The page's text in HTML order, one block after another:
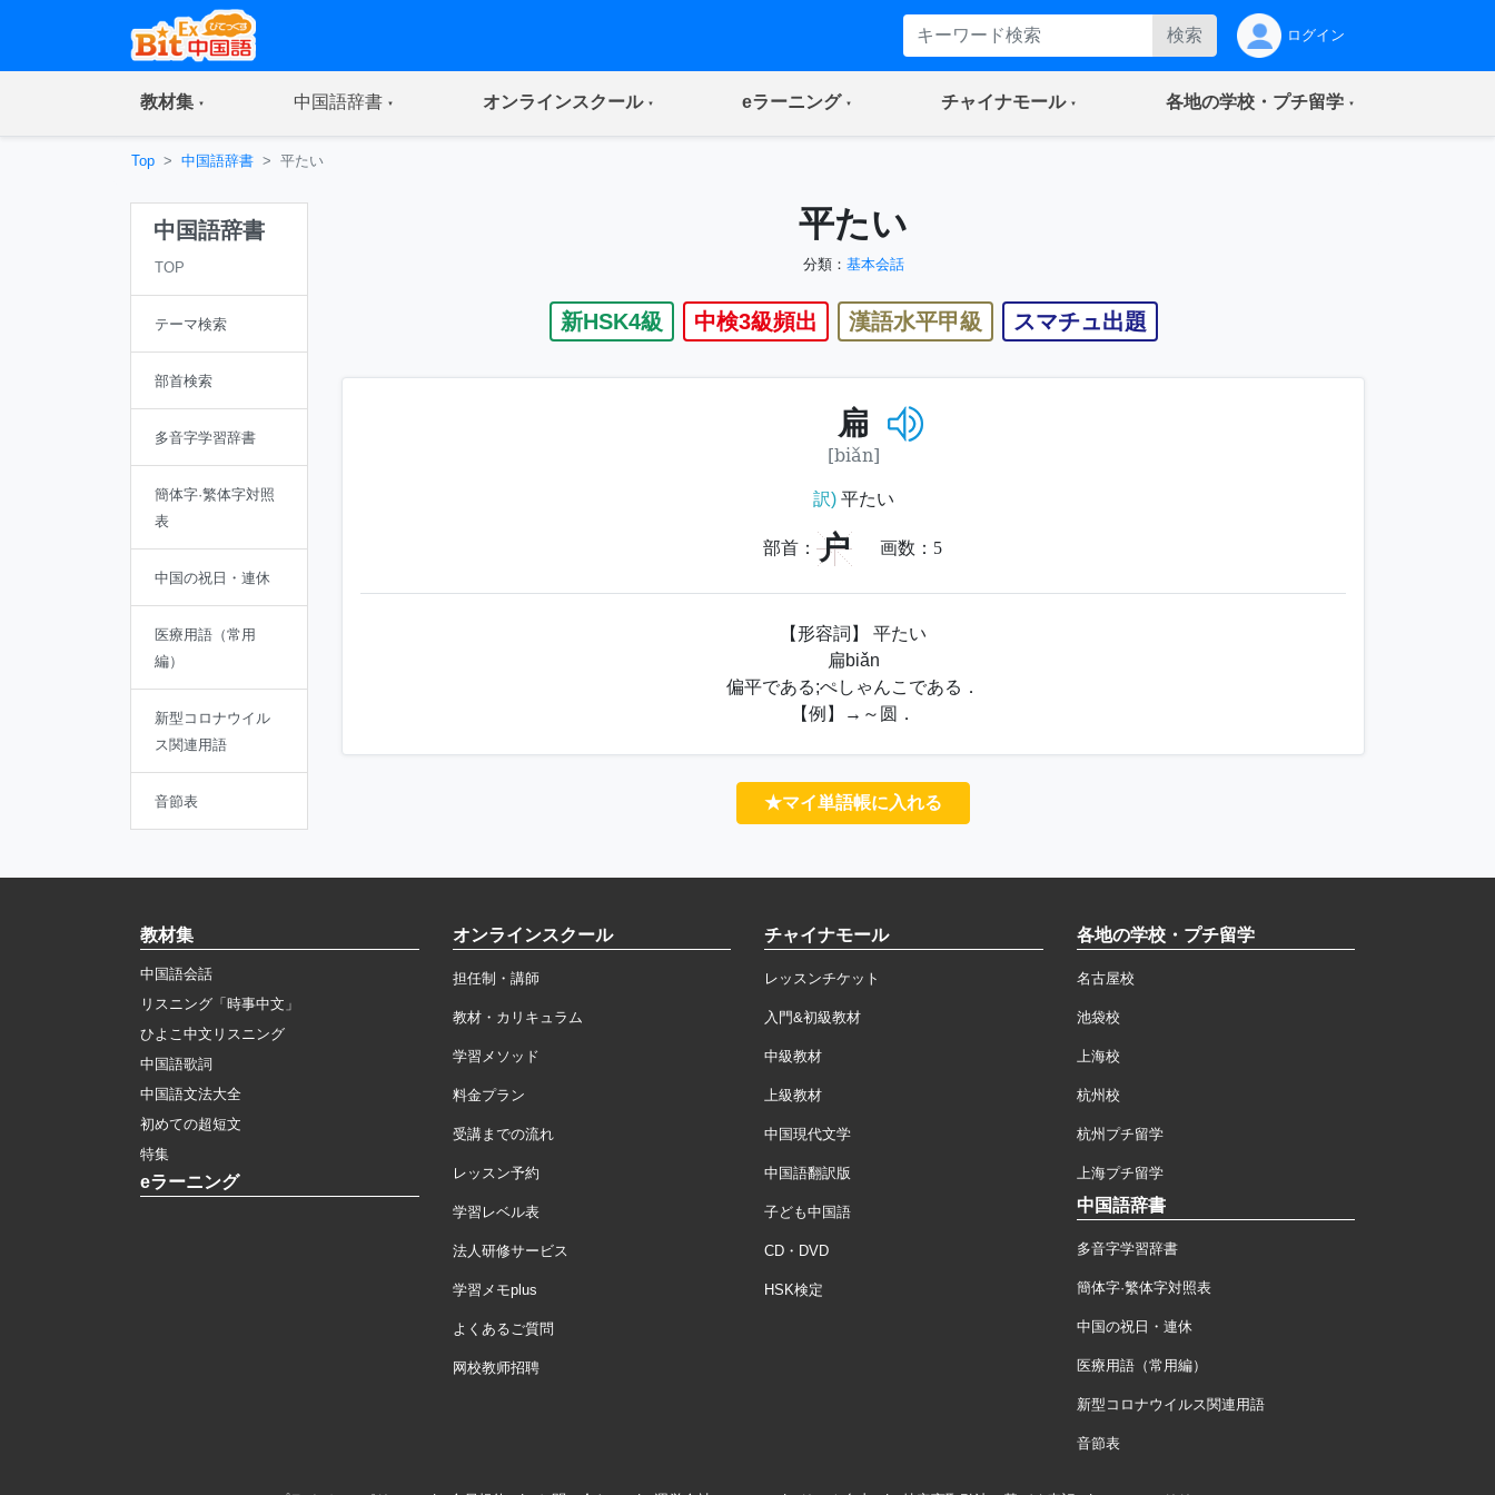
検索 ログイン
教材集(current) 中国語辞書(current) オンラインスクール(current) eラーニング(current) チャイナモール(current) 各地の学校・プチ留学(current)
Top 中国語辞書 平たい
中国語辞書
TOP
テーマ検索
部首検索
多音字学習辞書
簡体字·繁体字対照
表
中国の祝日・連休
医療用語（常用
編）
新型コロナウイル
ス関連用語
音節表
平たい
分類： 基本会話
新HSK4級 中検3級頻出 漢語水平甲級 スマチュ出題
扁
[biǎn]
訳)平たい
部首： 户 画数： 5
【形容詞】 平たい
扁biǎn
偏平である;ぺしゃんこである．
【例】→～圆．
★マイ単語帳に入れる
教材集
中国語会話
リスニング「時事中文」
ひよこ中文リスニング
中国語歌詞
中国語文法大全
初めての超短文
特集
eラーニング
オンラインスクール
担任制・講師
教材・カリキュラム
学習メソッド
料金プラン
受講までの流れ
レッスン予約
学習レベル表
法人研修サービス
学習メモplus
よくあるご質問
网校教师招聘
チャイナモール
レッスンチケット
入門&初級教材
中級教材
上級教材
中国現代文学
中国語翻訳版
子ども中国語
CD・DVD
HSK検定
各地の学校・プチ留学
名古屋校
池袋校
上海校
杭州校
杭州プチ留学
上海プチ留学
中国語辞書
多音字学習辞書
簡体字·繁体字対照表
中国の祝日・連休
医療用語（常用編）
新型コロナウイルス関連用語
音節表